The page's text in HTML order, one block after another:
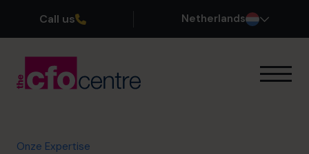
Call us Netherlands
Onze CFOs
Onze Expertise